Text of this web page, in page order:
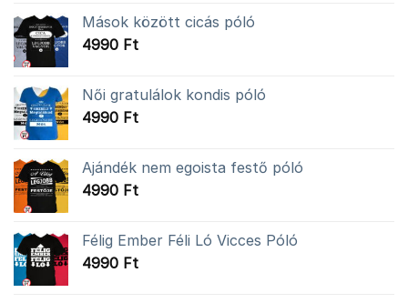
Mások között cicás póló
4990 Ft
Női gratulálok kondis póló
4990 Ft
Ajándék nem egoista festő póló
4990 Ft
Félig Ember Féli Ló Vicces Póló
4990 Ft